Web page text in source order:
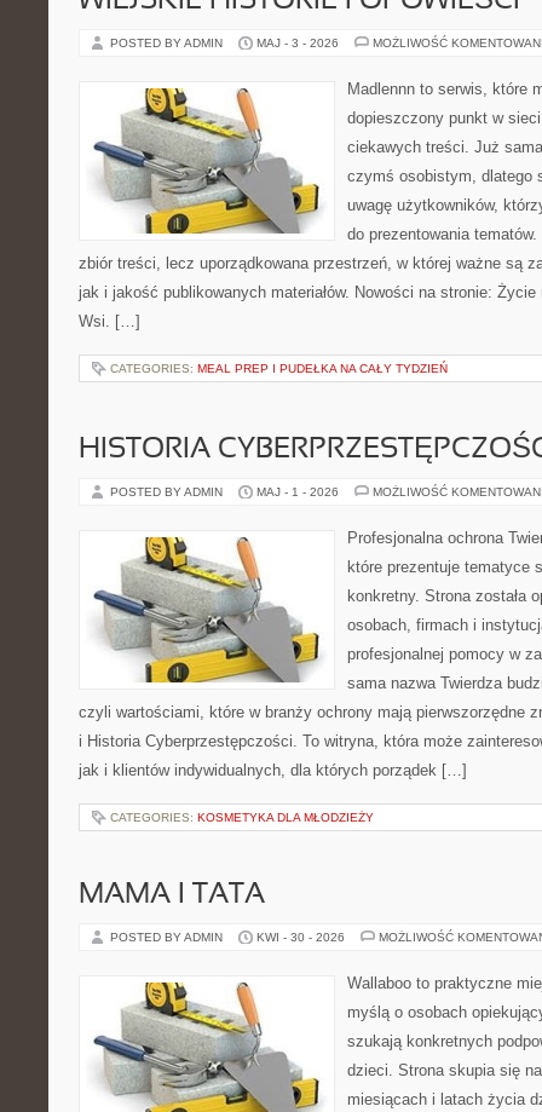
POSTED BY ADMIN MAJ - 3 - 2026 MOŻLIWOŚĆ
Madlennn to serwis, które
dopieszczony punkt w
ciekawych treści. Już
czymś osobistym, dlatego
uwagę użytkowników,
do prezentowania
zbiór treści, lecz uporządkowana przestrzeń, w której ważne są
jak i jakość publikowanych materiałów. Nowości na stronie:
Wsi. […]
CATEGORIES: MEAL PREP I PUDEŁKA NA CAŁY TYDZIEŃ
HISTORIA
POSTED BY ADMIN MAJ - 1 - 2026 MOŻLIWOŚĆ
Profesjonalna ochrona
które prezentuje tematyce
konkretny. Strona została
osobach, firmach i
profesjonalnej pomocy w
sama nazwa Twierdza
czyli wartościami, które w branży ochrony mają pierwszorzędne
i Historia Cyberprzestępczości. To witryna, która może
jak i klientów indywidualnych, dla których porządek […]
CATEGORIES: KOSMETYKA DLA MŁODZIEŻY
MAMA I TATA
POSTED BY ADMIN KWI - 30 - 2026 MOŻLIWOŚĆ
Wallaboo to praktyczne
myślą o osobach
szukają konkretnych
dzieci. Strona skupia się
miesiącach i latach życia